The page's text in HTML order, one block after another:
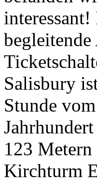
Salisbury
Stunde
123
Kirchturm